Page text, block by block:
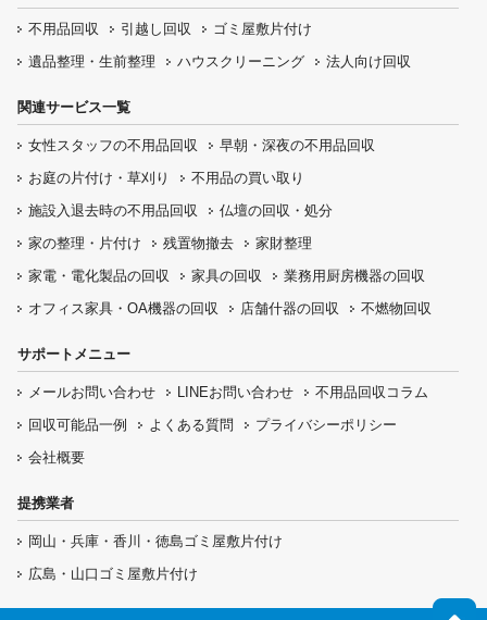
不用品回収 引越し回収
ゴミ屋敷片付け
遺品整理・生前整理
ハウスクリーニング 法人向け回収
関連サービス一覧
女性スタッフの不用品回収 早朝・深夜の不用品回収
お庭の片付け・ 草刈り 不用品の買い取り
施設入退去時の不用品回収 仏壇の回収・処分
家の整理・片付け
残置物撤去
家財整理
家電・電化製品の回収
家具の回収 業務用厨房機器の回収
オフィス家具 ・OA機器の回収 店舗什器の回収 不燃物回収
サポートメニュー
メールお問い合わせ LINEお問い合わせ
不用品回収コラム
回収可能品一例
よくある質問
プライバシーポリシー
会社概要
提携業者
岡山・兵庫・香川・徳島ゴミ屋敷片付け
広島・山口ゴミ屋敷片付け